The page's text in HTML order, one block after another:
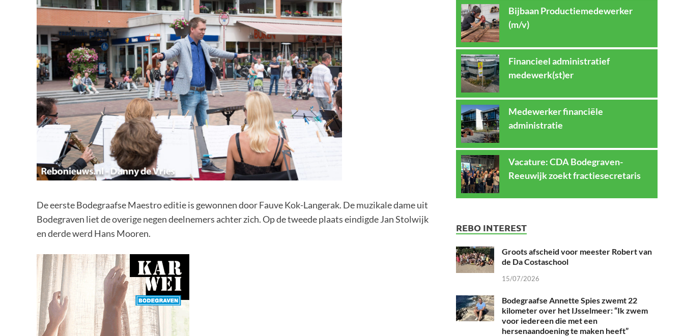
De eerste Bodegraafse Maestro editie is gewonnen door Fauve Kok-Langerak. De muzikale dame uit
Bodegraven liet de overige negen deelnemers achter zich. Op de tweede plaats eindigde Jan Stolwijk
en derde werd Hans Mooren.
Bijbaan Productiemedewerker
(m/v)
Financieel administratief
medewerk(st)er
Medewerker financiële
administratie
Vacature: CDA Bodegraven-
Reeuwijk zoekt fractiesecretaris
REBO INTEREST
Groots afscheid voor meester Robert van
de Da Costaschool
15/07/2026
Bodegraafse Annette Spies zwemt 22
kilometer over het IJsselmeer: “Ik zwem
voor iedereen die met een
hersenaandoening te maken heeft”